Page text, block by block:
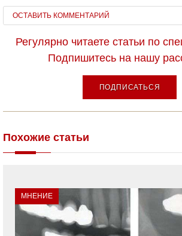
ОСТАВИТЬ КОММЕНТАРИЙ
Регулярно читаете статьи по
Подпишитесь на нашу
ПОДПИСАТЬСЯ
Похожие статьи
МНЕНИЕ